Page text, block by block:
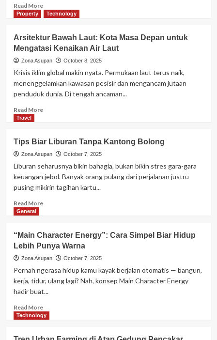
Read MoreRead
more
Masa
Depan:
Daging
Buatan
Lab
di
Meja
Property Technology
Arsitektur Bawah Laut: Kota Masa Depan untuk
Mengatasi Kenaikan Air Laut
Zona Asupan October 8, 2025
Krisis iklim global makin nyata. Permukaan laut terus naik,
menenggelamkan kawasan pesisir dan mengancam jutaan
penduduk dunia. Di tengah ancaman...
Read MoreRead
Bawah
Laut:
Kota
Masa
Depan
untuk
Travel
Tips Biar Liburan Tanpa Kantong Bolong
Zona Asupan October 7, 2025
Liburan seharusnya bikin bahagia, bukan bikin stres gara-gara
keuangan jebol. Banyak orang pulang dari perjalanan justru
pusing mikirin tagihan kartu...
Read MoreRead
Biar
Liburan
Tanpa
Kantong
Bolong
General
“Main Character Energy”: Cara Simpel Biar Hidup
Lebih Punya Warna
Zona Asupan October 7, 2025
Pernah ngerasa hidup kamu kayak berjalan otomatis — bangun,
kerja, tidur, ulang lagi? Nah, konsep Main Character Energy
hadir buat...
Read MoreRead
more
Technology